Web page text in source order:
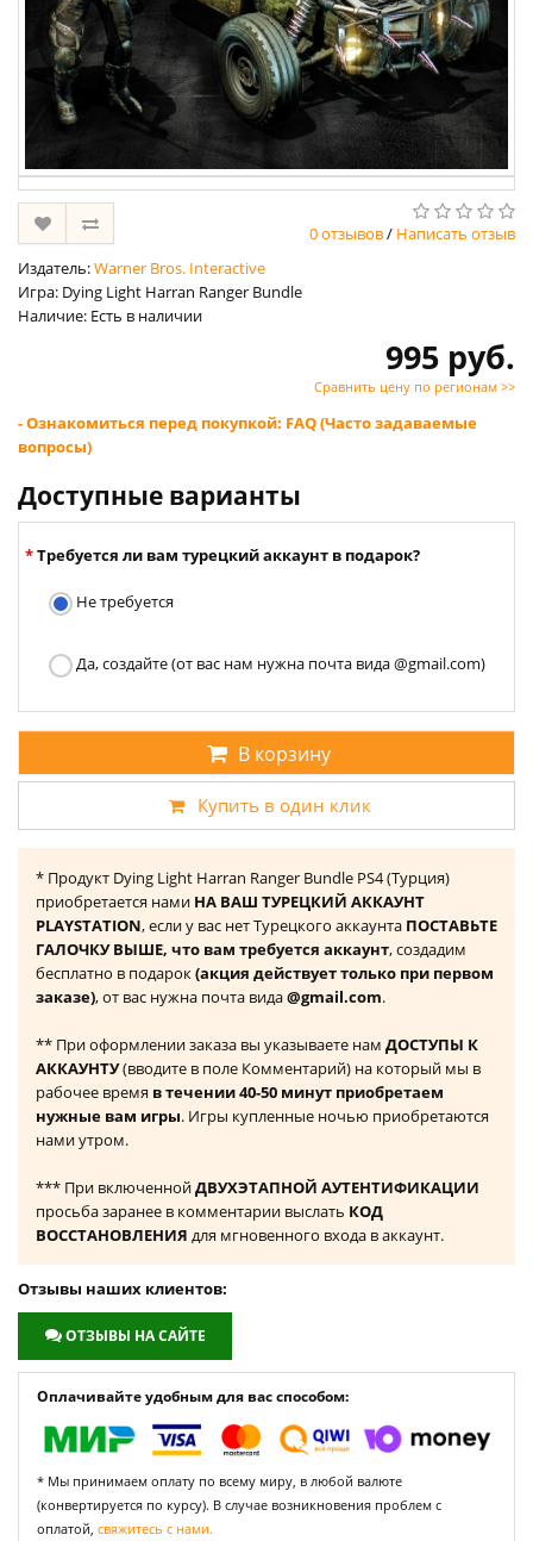
0 отзывов/ Написать отзыв
Издатель:Warner Bros. Interactive
Игра: Dying Light Harran Ranger Bundle
Наличие: Есть в наличии
995 руб.
Сравнить цену по регионам >>
- Ознакомиться перед покупкой: FAQ (Часто задаваемые
вопросы)
Доступные варианты
Требуется ли вам турецкий аккаунт в подарок?
Не требуется
Да, создайте (от вас нам нужна почта вида @gmail.com)
В корзину
Купить в один клик
* Продукт Dying Light Harran Ranger Bundle PS4 (Турция)
приобретается нами НА ВАШ ТУРЕЦКИЙ АККАУНТ
PLAYSTATION, если у вас нет Турецкого аккаунта ПОСТАВЬТЕ
ГАЛОЧКУ ВЫШЕ, что вам требуется аккаунт, создадим
бесплатно в подарок(акция действует только при первом
заказе), от вас нужна почта вида@gmail.com.
** При оформлении заказа вы указываете нам ДОСТУПЫ К
АККАУНТУ(вводите в поле Комментарий) на который мы в
рабочее время в течении 40-50 минут приобретаем
нужные вам игры. Игры купленные ночью приобретаются
нами утром.
*** При включеннойДВУХЭТАПНОЙ АУТЕНТИФИКАЦИИ
просьба заранее в комментарии выслать КОД
ВОССТАНОВЛЕНИЯ для мгновенного входа в аккаунт.
Отзывы наших клиентов:
ОТЗЫВЫ НА САЙТЕ
Оплачивайте удобным для вас способом:
* Мы принимаем оплату по всему миру, в любой валюте
(конвертируется по курсу). В случае возникновения проблем с
оплатой, свяжитесь с нами.